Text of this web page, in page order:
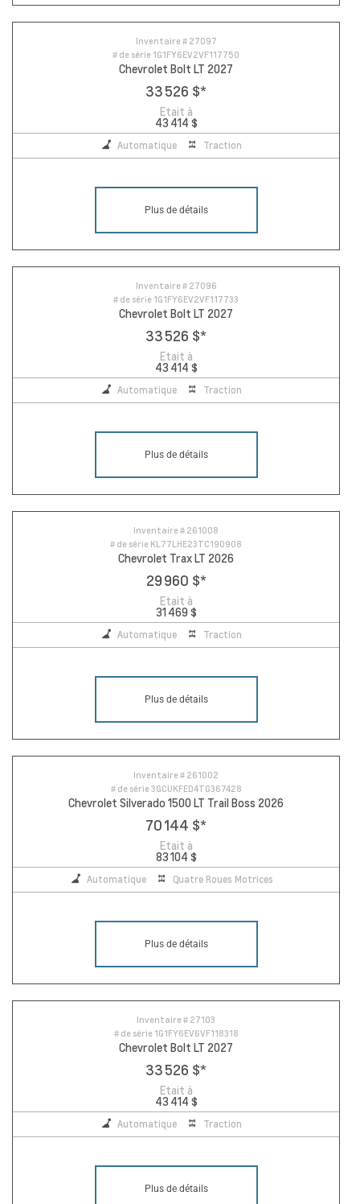
Inventaire # 27097
# de série 1G1FY6EV2VF117750
Chevrolet Bolt LT 2027
33 526 $*
Etait à
43 414 $
Automatique Traction
Plus de détails
Inventaire # 27096
# de série 1G1FY6EV2VF117733
Chevrolet Bolt LT 2027
33 526 $*
Etait à
43 414 $
Automatique Traction
Plus de détails
Inventaire # 261008
# de série KL77LHE23TC190908
Chevrolet Trax LT 2026
29 960 $*
Etait à
31 469 $
Automatique Traction
Plus de détails
Inventaire # 261002
# de série3GCUKFED4TG367428
Chevrolet Silverado 1500 LT Trail Boss 2026
70 144 $*
Etait à
83 104 $
Automatique Quatre Roues Motrices
Plus de détails
Inventaire # 27103
# de série 1G1FY6EV6VF118318
Chevrolet Bolt LT 2027
33 526 $*
Etait à
43 414 $
Automatique Traction
Plus de détails